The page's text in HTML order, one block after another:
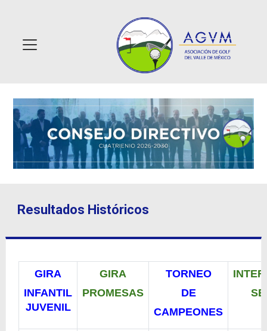
Resultados Históricos
GIRA
INFANTIL
JUVENIL
GIRA
PROMESAS
TORNEO
DE
CAMPEONES